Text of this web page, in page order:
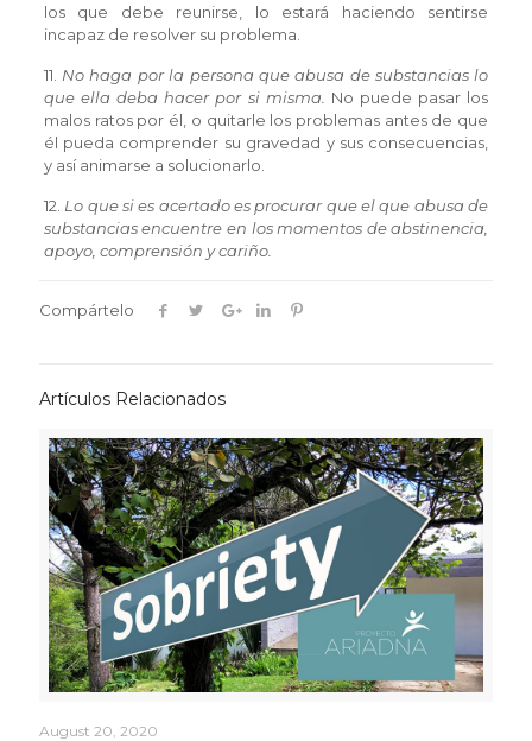
los que debe reunirse, lo estará haciendo sentirse
incapaz de resolver su problema.
11. No haga por la persona que abusa de substancias lo
que ella deba hacer por si misma.
No puede pasar los
malos ratos por él, o quitarle los problemas antes de que
él pueda comprender su gravedad y sus consecuencias,
y así animarse a solucionarlo.
12. Lo que si es acertado es procurar que el que abusa de
substancias encuentre en los momentos de abstinencia,
apoyo, comprensión y cariño.
Compártelo
Artículos Relacionados
August 20, 2020